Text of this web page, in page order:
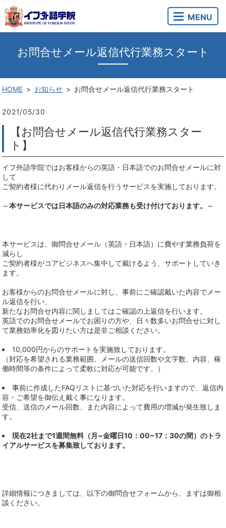
MENU
お問合せメール返信代行業務スタート
HOME お知らせ お問合せメール返信代行業務スタート
2021/05/30
【お問合せメール返信代行業務スター
ト】
イフ外語学院ではお客様からの英語・日本語でのお問合せメールに対
して
ご契約者様に代わりメール返信を行うサービスを実施しております。
～本サービスでは日本語のみの対応業務も受け付けております。 ～
本サービスは、御問合せメール（英語・日本語）に費やす業務負荷を
減らし
ご契約者様がコアビジネスへ集中して戴けるよう、サポートしていき
ます。
お客様からのお問合せメールに対し、事前にご確認戴いた内容でメー
ル返信を行い、
新たなお問合せ内容に関しましてはご確認の上返信を行います。
英語でのお問合せメールでお困りの方や、日々数多いお問合せに対し
て業務効率化を図りたい方は是非ご相談ください。
10,000円からのサポートを実施致しております。
（対応を希望される業務範囲、メールの送信回数や文字数、内容、稼
働時間等の条件によって柔軟に対応が可能です。）
事前に作成したFAQリストに基づいた対応を行いますので、返信内
容・ご希望を御伝え戴く事になります。
受信、送信のメール回数、また内容によって費用の増減が発生致しま
す。
現在2社まで1週間無料（月~金曜日10：00~17：30の間）のトラ
イアルサービスを募集致しております。
詳細情報につきましては、以下の御問合せフォームから、まずは御相
談ください。